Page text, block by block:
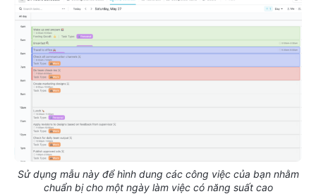
Sử dụng mẫu này để hình dung các công việc của bạn nhằm
chuẩn bị cho một ngày làm việc có năng suất cao